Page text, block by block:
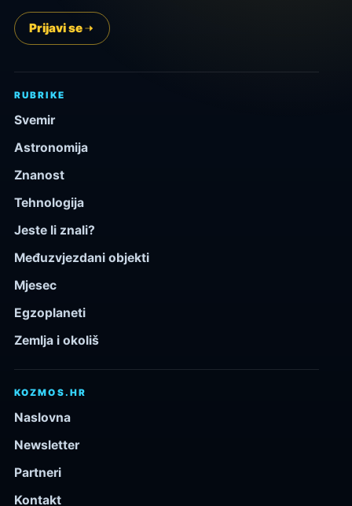
Prijavi se
RUBRIKE
Svemir
Astronomija
Znanost
Tehnologija
Jeste li znali?
Međuzvjezdani objekti
Mjesec
Egzoplaneti
Zemlja i okoliš
KOZMOS.HR
Naslovna
Newsletter
Partneri
Kontakt